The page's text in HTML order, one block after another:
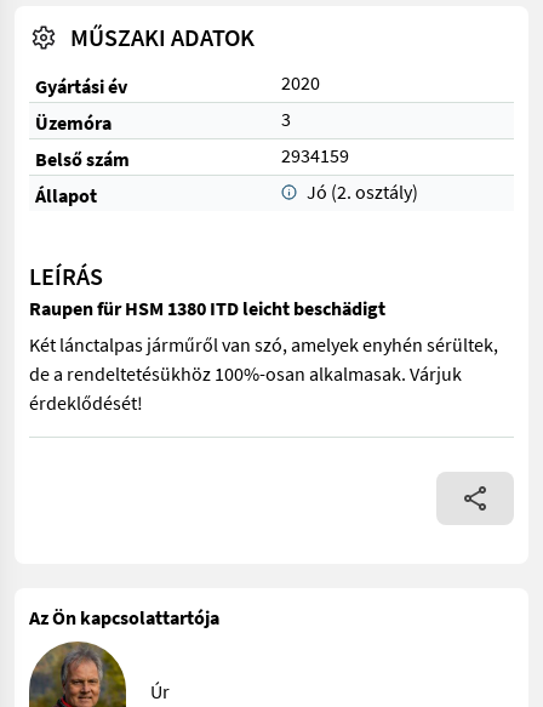
MŰSZAKI ADATOK
Gyártási év
2020
Üzemóra
3
Belső szám
2934159
Állapot
Jó (2. osztály)
LEÍRÁS
Raupen für HSM 1380 ITD leicht beschädigt
Két lánctalpas járműről van szó, amelyek enyhén sérültek,
de a rendeltetésükhöz 100%-osan alkalmasak. Várjuk
érdeklődését!
Két lánctalpas járműről van szó, amelyek enyhén sérültek, de
Az Ön kapcsolattartója
Úr